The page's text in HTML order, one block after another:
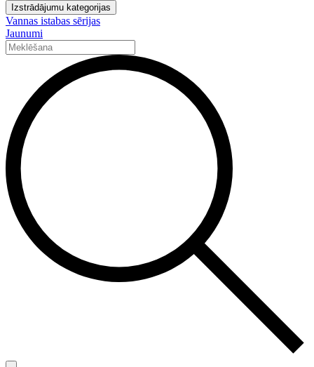
Izstrādājumu kategorijas
Vannas istabas sērijas
Jaunumi